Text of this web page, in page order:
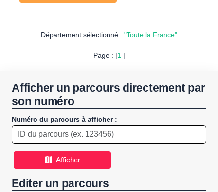
Département sélectionné : "Toute la France"
Page : |1|
Afficher un parcours directement par
son numéro
Numéro du parcours à afficher :
Afficher
Editer un parcours